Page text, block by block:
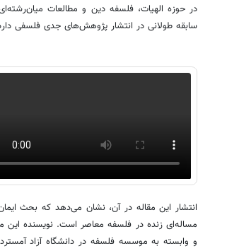
در حوزه الهیات، فلسفه دین و مطالعات
سابقه طولانی در انتشار پژوهش‌های جدی فلسفی
انتشار این مقاله در آن، نشان می‌دهد که بحث
مساله‌ای زنده در فلسفه معاصر است. نویسنده این
و وابسته به موسسه فلسفه در دانشگاه آزاد